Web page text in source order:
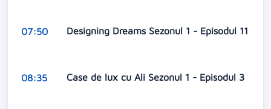
07:50 Designing Dreams Sezonul 1 - Episodul 11
08:35 Case de lux cu Ali Sezonul 1 - Episodul 3